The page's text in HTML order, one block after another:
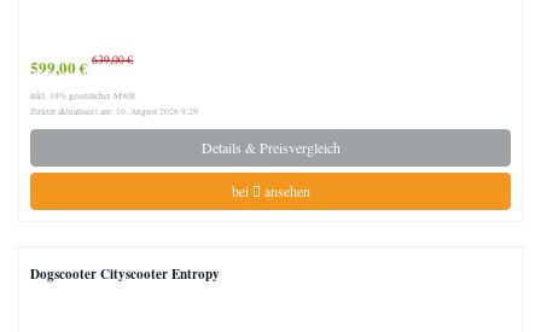
599,00 € 639,00 €
inkl. 19% gesetzlicher MwSt.
Zuletzt aktualisiert am: 10. August 2026 9:29
Details & Preisvergleich
bei ansehen
Dogscooter Cityscooter Entropy